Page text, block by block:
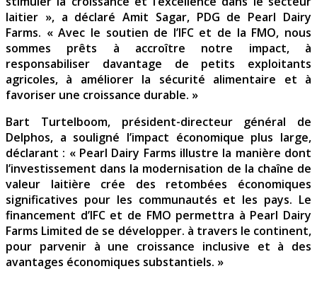
laitier », a déclaré Amit Sagar, PDG de Pearl Dairy
Farms. « Avec le soutien de l’IFC et de la FMO, nous
sommes prêts à accroître notre impact, à
responsabiliser davantage de petits exploitants
agricoles, à améliorer la sécurité alimentaire et à
favoriser une croissance durable. »
Bart Turtelboom, président-directeur général de
Delphos, a souligné l’impact économique plus large,
déclarant : « Pearl Dairy Farms illustre la manière dont
l’investissement dans la modernisation de la chaîne de
valeur laitière crée des retombées économiques
significatives pour les communautés et les pays. Le
financement d’IFC et de FMO permettra à Pearl Dairy
Farms Limited de se développer. à travers le continent,
pour parvenir à une croissance inclusive et à des
avantages économiques substantiels. »